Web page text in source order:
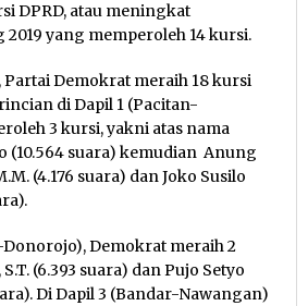
DPRD, atau meningkat
yang memperoleh 14 kursi.
Partai Demokrat meraih 18 kursi
di Dapil 1 (Pacitan-
3 kursi, yakni atas nama
(10.564 suara) kemudian Anung
(4.176 suara) dan Joko Susilo
Demokrat meraih 2
(6.393 suara) dan Pujo Setyo
Di Dapil 3 (Bandar-Nawangan)